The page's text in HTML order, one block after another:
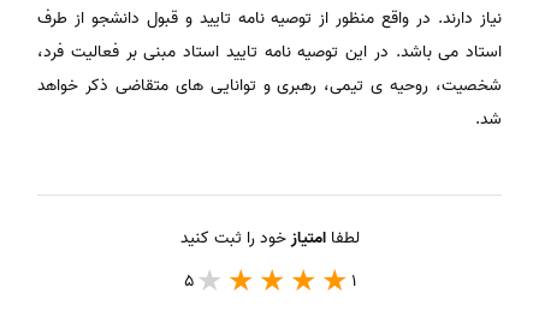
نیاز دارند. در واقع منظور از توصیه نامه تایید و قبول دانشجو از طرف
استاد می باشد. در این توصیه نامه تایید استاد مبنی بر فعالیت فرد،
شخصیت، روحیه ی تیمی، رهبری و توانایی های متقاضی ذکر خواهد
شد.
لطفاامتیازخود را ثبت کنید
1
5